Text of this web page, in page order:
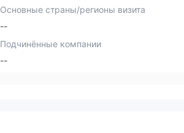
Основные страны/регионы визита
--
Подчинённые компании
--